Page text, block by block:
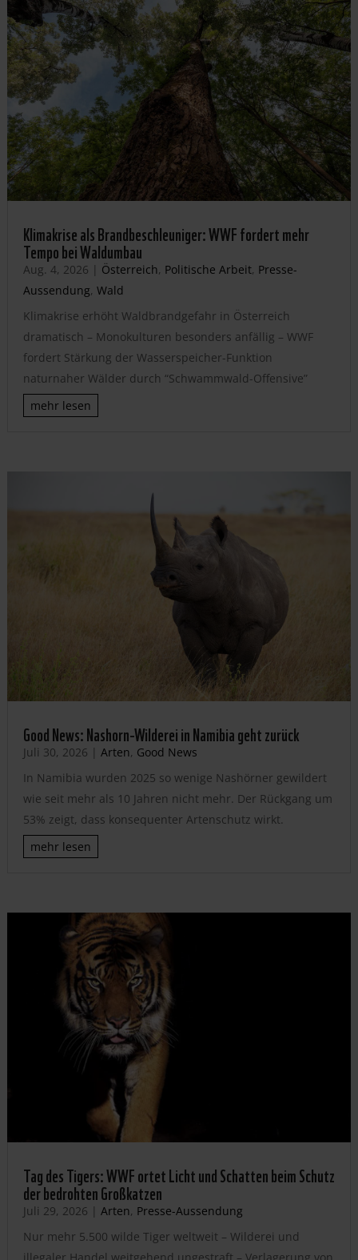
Klimakrise als Brandbeschleuniger: WWF fordert mehr
Tempo bei Waldumbau
Aug. 4, 2026 | Österreich, Politische Arbeit, Presse-
Aussendung, Wald
Klimakrise erhöht Waldbrandgefahr in Österreich
dramatisch – Monokulturen besonders anfällig – WWF
fordert Stärkung der Wasserspeicher-Funktion
naturnaher Wälder durch “Schwammwald-Offensive”
mehr lesen
Good News: Nashorn-Wilderei in Namibia geht zurück
Juli 30, 2026 | Arten, Good News
In Namibia wurden 2025 so wenige Nashörner gewildert
wie seit mehr als 10 Jahren nicht mehr. Der Rückgang um
53% zeigt, dass konsequenter Artenschutz wirkt.
mehr lesen
Tag des Tigers: WWF ortet Licht und Schatten beim Schutz
der bedrohten Großkatzen
Juli 29, 2026 | Arten, Presse-Aussendung
Nur mehr 5.500 wilde Tiger weltweit – Wilderei und